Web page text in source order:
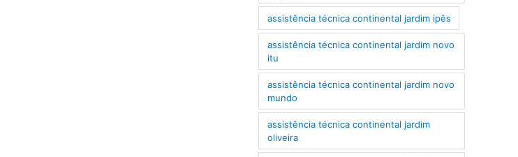
assistência técnica continental jardim ipês
assistência técnica continental jardim novo
itu
assistência técnica continental jardim novo
mundo
assistência técnica continental jardim
oliveira